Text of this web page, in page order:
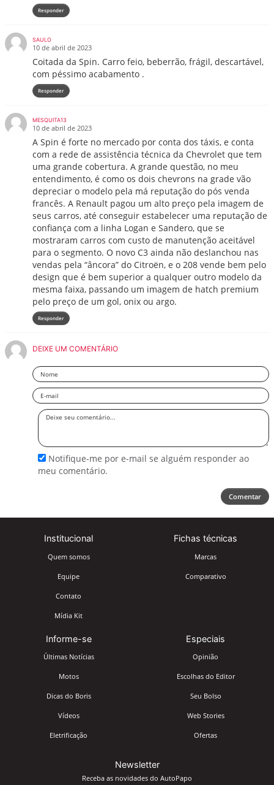
Responder
SAULO
10 de abril de 2023
Coitada da Spin. Carro feio, beberrão, frágil, descartável,
com péssimo acabamento .
Responder
MESQUITA13
10 de abril de 2023
A Spin é forte no mercado por conta dos táxis, e conta
com a rede de assistência técnica da Chevrolet que tem
uma grande cobertura. A grande questão, no meu
entendimento, é como os dois chevrons na grade vão
depreciar o modelo pela má reputação do pós venda
francês. A Renault pagou um alto preço pela imagem de
seus carros, até conseguir estabelecer uma reputação de
confiança com a linha Logan e Sandero, que se
mostraram carros com custo de manutenção aceitável
para o segmento. O novo C3 ainda não deslanchou nas
vendas pela “âncora” do Citroën, e o 208 vende bem pelo
design que é bem superior a qualquer outro modelo da
mesma faixa, passando um imagem de hatch premium
pelo preço de um gol, onix ou argo.
Responder
DEIXE UM COMENTÁRIO
Nome
Email
Deixe
Notifique-me por e-mail se alguém responder ao
meu comentário.
Comentar
Institucional
Quem somos
Equipe
Contato
Mídia Kit
Fichas técnicas
Marcas
Comparativo
Informe-se
Últimas Notícias
Motos
Dicas do Boris
Vídeos
Eletrificação
Especiais
Opinião
Escolhas do Editor
Seu Bolso
Web Stories
Ofertas
Newsletter
Receba as novidades do AutoPapo